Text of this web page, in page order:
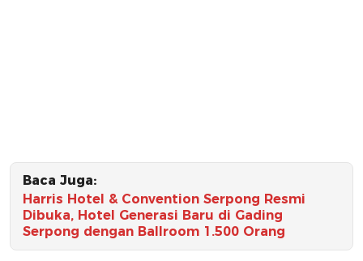
Baca Juga:
Harris Hotel & Convention Serpong Resmi
Dibuka, Hotel Generasi Baru di Gading
Serpong dengan Ballroom 1.500 Orang